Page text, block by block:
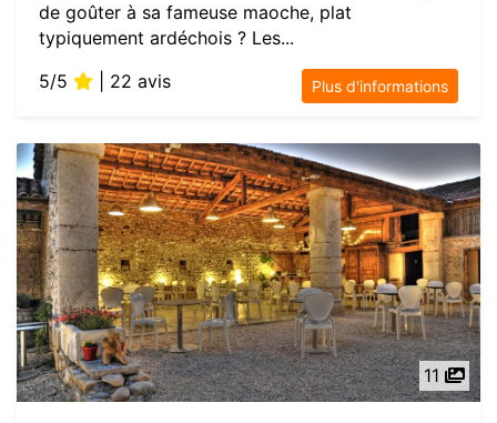
de goûter à sa fameuse maoche, plat
typiquement ardéchois ? Les...
5/5
| 22 avis Plus d'informations
11